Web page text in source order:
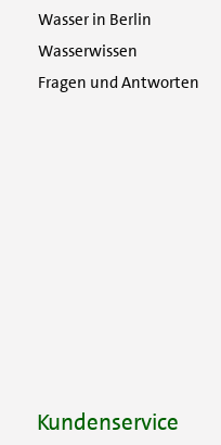
Wasser in Berlin
Wasserwissen
Fragen und Antworten
Kundenservice